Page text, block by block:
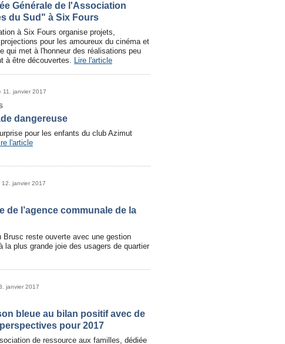
Générale de l'Association
du Sud" à Six Fours
à Six Fours organise projets,
pour les amoureux du cinéma et
qui met à l'honneur des réalisations peu
à être découvertes. Lire l'article
11. janvier 2017
dangereuse
pour les enfants du club Azimut
l'article
12. janvier 2017
de l’agence communale de la
Brusc reste ouverte avec une gestion
la plus grande joie des usagers de quartier
janvier 2017
bleue au bilan positif avec de
pour 2017
de ressource aux familles, dédiée